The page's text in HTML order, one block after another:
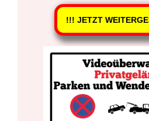
!!! JETZT